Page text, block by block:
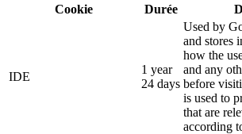
Cookie
Durée
IDE
1 year
24 days
Used by
and stores
how the
and any
before
is used to
that are
according